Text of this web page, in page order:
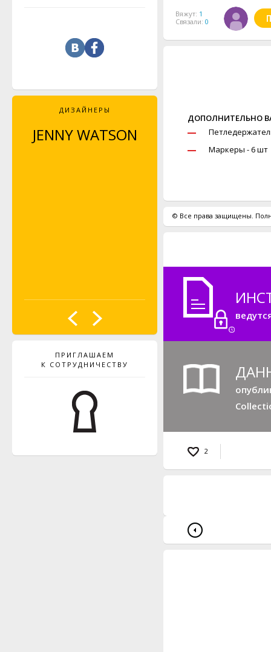
ДИЗАЙНЕРЫ
JENNY WATSON
CLAUDIA
WERSING
ПРИГЛАШАЕМ
К СОТРУДНИЧЕСТВУ
Вяжут: 1
Связали: 0
ДОПОЛНИТЕЛЬНО
Маркеры - 6 шт
© Все права защищены.
2